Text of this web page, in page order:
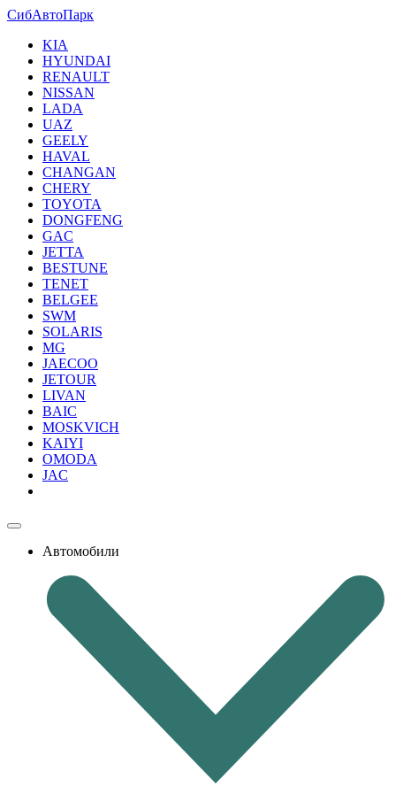
СибАвтоПарк
KIA
HYUNDAI
RENAULT
NISSAN
LADA
UAZ
GEELY
HAVAL
CHANGAN
CHERY
TOYOTA
DONGFENG
GAC
JETTA
BESTUNE
TENET
BELGEE
SWM
SOLARIS
MG
JAECOO
JETOUR
LIVAN
BAIC
MOSKVICH
KAIYI
OMODA
JAC
Автомобили